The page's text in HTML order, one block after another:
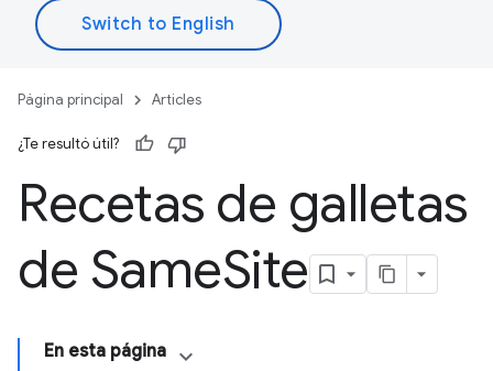
Página principal Articles
¿Te resultó útil?
Recetas de galletas
de SameSite
En esta página